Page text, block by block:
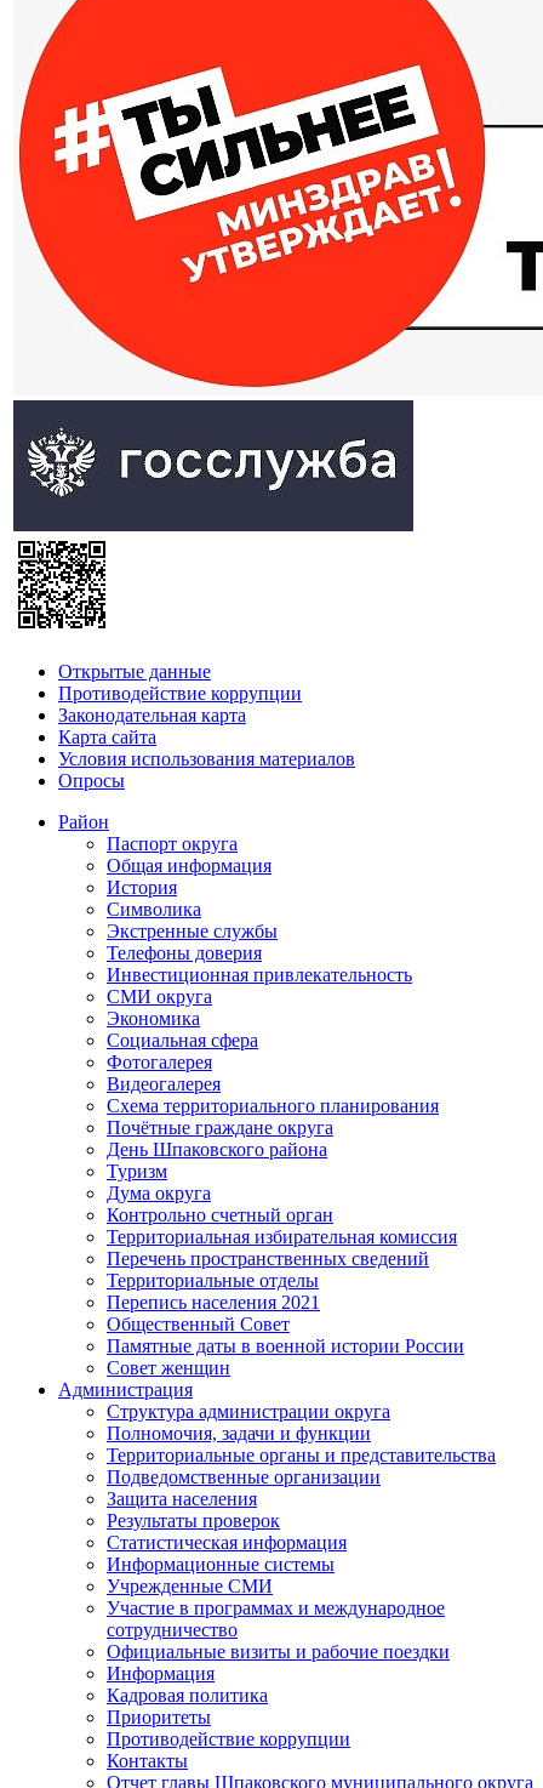
Открытые данные
Противодействие коррупции
Законодательная карта
Карта сайта
Условия использования материалов
Опросы
Район
Паспорт округа
Общая информация
История
Символика
Экстренные службы
Телефоны доверия
Инвестиционная привлекательность
СМИ округа
Экономика
Социальная сфера
Фотогалерея
Видеогалерея
Схема территориального планирования
Почётные граждане округа
День Шпаковского района
Туризм
Дума округа
Контрольно счетный орган
Территориальная избирательная комиссия
Перечень пространственных сведений
Территориальные отделы
Перепись населения 2021
Общественный Совет
Памятные даты в военной истории России
Совет женщин
Администрация
Структура администрации округа
Полномочия, задачи и функции
Территориальные органы и представительства
Подведомственные организации
Защита населения
Результаты проверок
Статистическая информация
Информационные системы
Учрежденные СМИ
Участие в программах и международное
сотрудничество
Официальные визиты и рабочие поездки
Информация
Кадровая политика
Приоритеты
Противодействие коррупции
Контакты
Отчет главы Шпаковского муниципального округа